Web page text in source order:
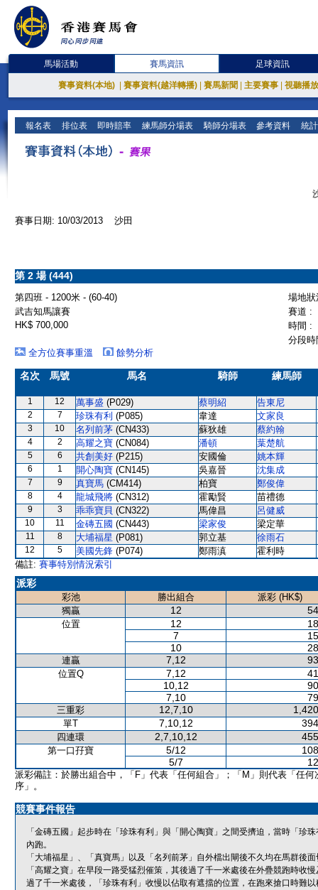
馬場活動 賽馬資訊 足球資訊
賽事資料(本地) 賽事資料(越洋轉播) 賽馬新聞 主要賽事 視聽播
報名表 排位表 即時賠率 練馬師分場表 騎師分場表 參考資料 統
賽事日期: 10/03/2013 沙田
第 2 場 (444)
第四班 - 1200米 - (60-40)
場地
武吉知馬讓賽
賽道 :
HK$ 700,000
時間 :
分段
全方位賽事重溫
餘勢分析
名次 馬號 馬名 騎師 練馬師
1 12 萬事盛 (P029) 蔡明紹 告東尼
2 7 珍珠有利 (P085) 韋達 文家良
3 10 名列前茅 (CN433) 蘇狄雄 蔡約翰
4 2 高耀之寶 (CN084) 潘頓 葉楚航
5 6 共創美好 (P215) 安國倫 姚本輝
6 1 開心陶寶 (CN145) 吳嘉晉 沈集成
7 9 真寶馬 (CM414) 柏寶 鄭俊偉
8 4 龍城飛將 (CN312) 霍勵賢 苗禮德
9 3 乖乖寶貝 (CN322) 馬偉昌 呂健威
10 11 金磚五國 (CN443) 梁家俊 梁定華
11 8 大埔福星 (P081) 郭立基 徐雨石
12 5 美國先鋒 (P074) 鄭雨滇
霍利時
備註: 賽事特別情況索引
派彩
彩池 勝出組合
派彩 (HK$)
獨贏
12
位置 12
7
10
連贏 7,12
位置Q 7,12
10,12
7,10
三重彩 12,7,10
單T 7,10,12
四連環 2,7,10,12
第一口孖寶 5/12
5/7
派彩備註：於勝出組合中，「F」代表「任何組合」；「M」則代表「任何
序」。
競賽事件報告
「金磚五國」起步時在「珍珠有利」與「開心陶寶」之間受擠迫，當時「珍
內跑。
「大埔福星」、「真寶馬」以及「名列前茅」自外檔出閘後不久均在馬群後
「高耀之寶」在早段一路受猛烈催策，其後過了千一米處後在外疊競跑時收
過了千一米處後，「珍珠有利」收慢以佔取有遮擋的位置，在跑來搶口時難